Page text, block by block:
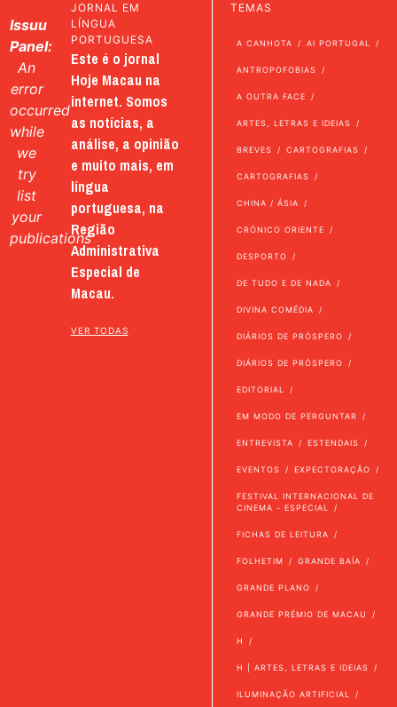
Issuu
Panel:
An
error
occurred
while
we
try
list
your
publications
JORNAL EM
LÍNGUA
PORTUGUESA
Este é o jornal
Hoje Macau na
internet. Somos
as notícias, a
análise, a opinião
e muito mais, em
língua
portuguesa, na
Região
Administrativa
Especial de
Macau.
VER TODAS
TEMAS
A CANHOTA AI PORTUGAL
ANTROPOFOBIAS
A OUTRA FACE
ARTES, LETRAS E IDEIAS
BREVES CARTOGRAFIAS
CARTOGRAFIAS
CHINA / ÁSIA
CRÓNICO ORIENTE
DESPORTO
DE TUDO E DE NADA
DIVINA COMÉDIA
DIÁRIOS DE PRÓSPERO
DIÁRIOS DE PRÓSPERO
EDITORIAL
EM MODO DE PERGUNTAR
ENTREVISTA ESTENDAIS
EVENTOS EXPECTORAÇÃO
FESTIVAL INTERNACIONAL DE
CINEMA - ESPECIAL
FICHAS DE LEITURA
FOLHETIM GRANDE BAÍA
GRANDE PLANO
GRANDE PRÉMIO DE MACAU
H
H | ARTES, LETRAS E IDEIAS
ILUMINAÇÃO ARTIFICIAL